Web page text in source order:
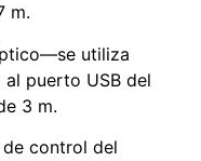
m.
utiliza
puerto USB del
3 m.
control del